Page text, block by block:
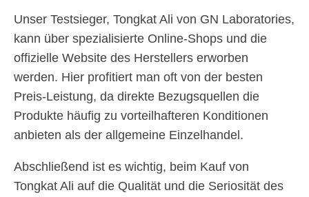
Unser Testsieger, Tongkat Ali von GN Laboratories,
kann über spezialisierte Online-Shops und die
offizielle Website des Herstellers erworben
werden. Hier profitiert man oft von der besten
Preis-Leistung, da direkte Bezugsquellen die
Produkte häufig zu vorteilhafteren Konditionen
anbieten als der allgemeine Einzelhandel.
Abschließend ist es wichtig, beim Kauf von
Tongkat Ali auf die Qualität und die Seriosität des